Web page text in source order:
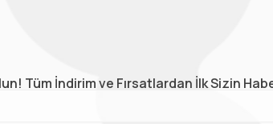
Tüm İndirim ve Fırsatlardan İlk Sizin